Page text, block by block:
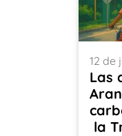
12 de
Las
la